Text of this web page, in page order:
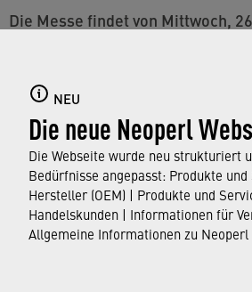
NEU
Die neue Neoperl
Die Webseite wurde neu strukturiert
Bedürfnisse angepasst: Produkte
Hersteller (OEM) | Produkte und
Handelskunden | Informationen für
Allgemeine Informationen zu Neoperl
Die Messe findet von Mittwoch, 26.05. bis Samstag,
Erfahren Sie mehr über unsere
Schläuche und
unsere Strahlarten hautnah an
Wasserdemosäulen.